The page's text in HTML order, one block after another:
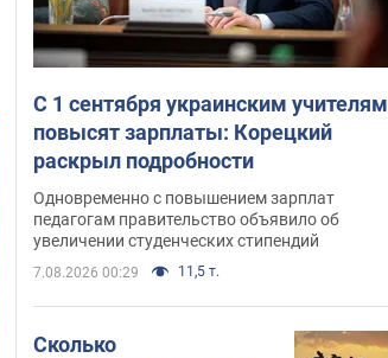
С 1 сентября украинским учителям
повысят зарплаты: Корецкий
раскрыл подробности
Одновременно с повышением зарплат
педагогам правительство объявило об
увеличении студенческих стипендий
7.08.2026 00:29 11,5 т.
Сколько